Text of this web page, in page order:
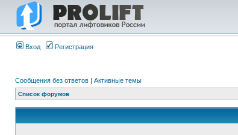
Вход Регистрация
Сообщения без ответов | Активные темы
Список форумов